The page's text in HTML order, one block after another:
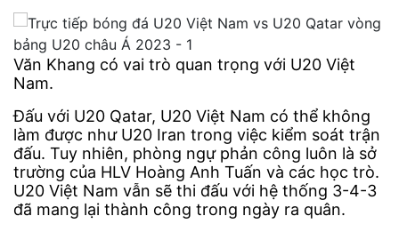
Văn Khang có vai trò quan trọng với U20 Việt
Nam.
Đấu với U20 Qatar, U20 Việt Nam có thể không
làm được như U20 Iran trong việc kiểm soát trận
đấu. Tuy nhiên, phòng ngự phản công luôn là sở
trường của HLV Hoàng Anh Tuấn và các học trò.
U20 Việt Nam vẫn sẽ thi đấu với hệ thống 3-4-3
đã mang lại thành công trong ngày ra quân.